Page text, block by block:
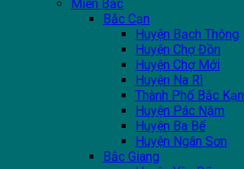
Miền Bắc
Bắc Cạn
Huyện Bạch Thông
Huyện Chợ Đồn
Huyện Chợ Mới
Huyện Na Rì
Thành Phố Bắc Kạn
Huyện Pác Nặm
Huyện Ba Bể
Huyện Ngân Sơn
Bắc Giang